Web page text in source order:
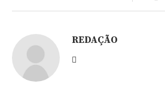
REDAÇÃO